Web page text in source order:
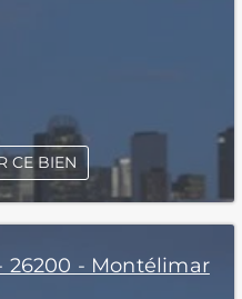
CE BIEN
26200 - Montélimar